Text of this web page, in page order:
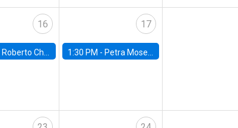
16
Roberto Chang, Rutgers University
17
1:30 PM - Petra Moser, NYU Stern